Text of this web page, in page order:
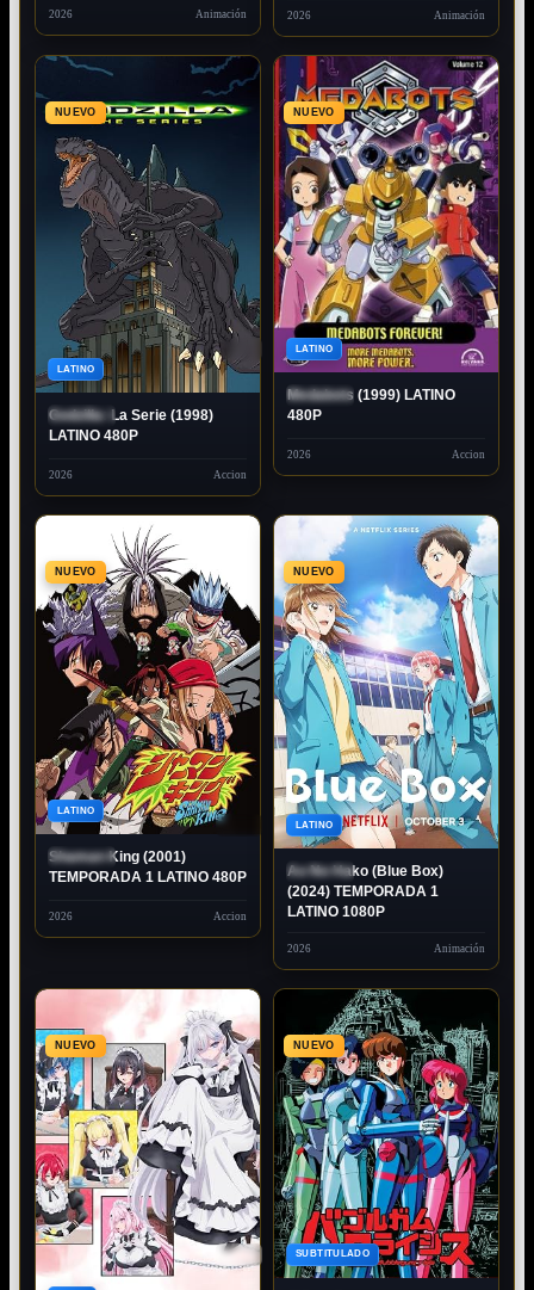
2026 Animación 2026 Animación
LATINO
NUEVO
Godzilla: La Serie (1998)
LATINO 480P
2026 Accion
LATINO
NUEVO
Medabots (1999) LATINO
480P
2026 Accion
ESTRENO
LATINO
NUEVO
Shaman King (2001)
TEMPORADA 1 LATINO 480P
2026 Accion
ESTRENO
LATINO
NUEVO
Ao No Hako (Blue Box)
(2024) TEMPORADA 1
LATINO 1080P
2026 Animación
NUEVO
SUBTITULADO
1080P
NUEVO